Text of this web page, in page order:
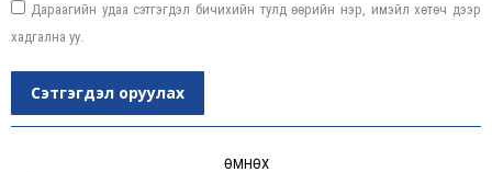
Дараагийн удаа сэтгэгдэл бичихийн тулд өөрийн нэр, имэйл хөтөч дээр
хадгална уу.
Сэтгэгдэл оруулах
ӨМНӨХ